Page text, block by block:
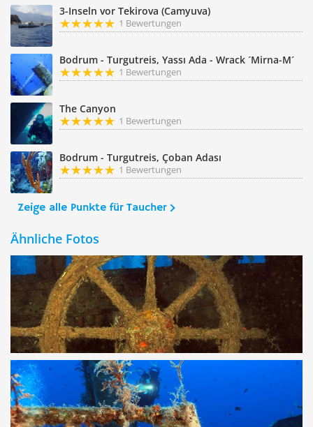
3-Inseln vor Tekirova (Camyuva)
1 Bewertungen
Bodrum - Turgutreis, Yassı Ada - Wrack ´Mirna-M´
1 Bewertungen
The Canyon
1 Bewertungen
Bodrum - Turgutreis, Çoban Adası
1 Bewertungen
Zeige alle Punkte für Taucher
Ähnliche Fotos